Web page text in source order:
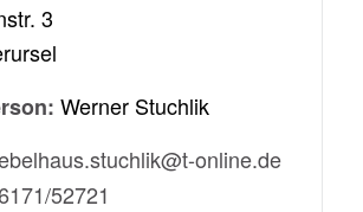
3
Werner Stuchlik
online.de
52721